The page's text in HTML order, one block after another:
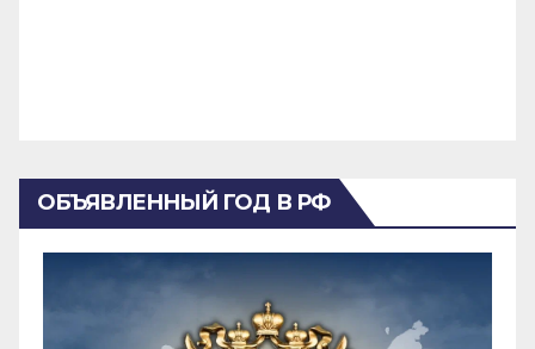
ОБЪЯВЛЕННЫЙ ГОД В РФ